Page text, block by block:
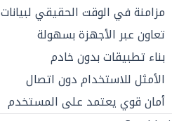
مزامنة في الوقت الحقيقي لبيانات JSON
تعاون عبر الأجهزة بسهولة
بناء تطبيقات بدون خادم
الأمثل للاستخدام دون اتصال
أمان قوي يعتمد على المستخدم